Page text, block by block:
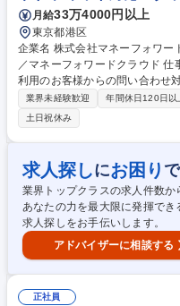
月給33万4000円以上
東京都港区
企業名 株式会社マネーフォワード 求人名 【カスタマーサポート】在
／マネーフォワードクラウド 仕事の内容 マネーフォワードクラウドをご
利用のお客様からの問い合わせ
ーザーの声からプロダクト改善にも貢献
お客様からの問い合わせに対す
客の声を収集し、開発チーム（
解決率向上のためのFAQやマニ
として、プロダクトの成長とユ
集職種 【カスタマーサポート
業界未経験歓迎 年間休日120日以
土日祝休み
求人探しにお困り
業界トップクラスの求人件数か
あなたの力を最大限に発揮でき
求人探しをお手伝いします。
アドバイザーに相談する
正社員